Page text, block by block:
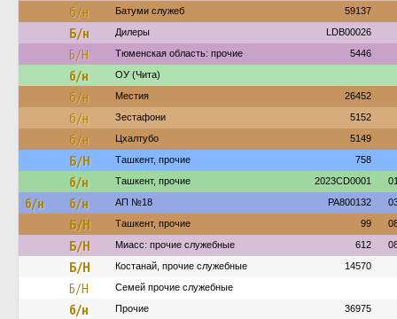
б/н Батуми служеб 59137
Б/н Дилеры LDB00026
Б/Н Тюменская область: прочие 5446
б/н ОУ (Чита)
б/н Местия 26452
б/н Зестафони 5152
б/н Цхалтубо 5149
Б/Н Ташкент, прочие 758
б/н Ташкент, прочие 2023CD0001
б/н б/н АП №18 PA800132
Б/Н Ташкент, прочие 99
Б/Н Миасс: прочие служебные 612
Б/Н Костанай, прочие служебные 14570
Б/Н Семей прочие служебные
б/н Прочие 36975